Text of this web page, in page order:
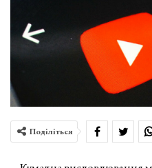
Поділіться